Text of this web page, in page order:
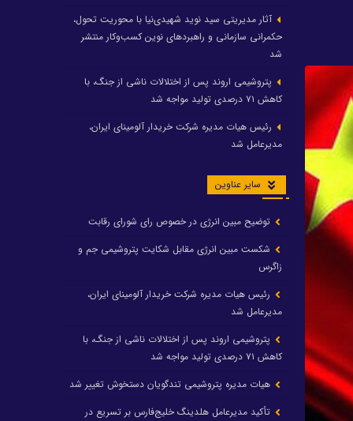
آثار مدیریتی سید نوید شهیدی‌نیا با محوریت تحول،
حکمرانی سازمانی و راهبردهای نوین کسب‌وکار منتشر
شد
پتروشیمی اروند پس از اختلالات ناشی از جنگ، با
کاهش ۷۱ درصدی تولید مواجه شد
رئیس هیات مدیره شرکت خریدار آلومینای ایران،
مدیرعامل شد
سایر عناوین
توضیح مبین انرژی در خصوص رای شورای رقابت
شکست مبین انرژی مقابل شکایت پتروشیمی جم و
زاگرس
رئیس هیات مدیره شرکت خریدار آلومینای ایران،
مدیرعامل شد
پتروشیمی اروند پس از اختلالات ناشی از جنگ، با
کاهش ۷۱ درصدی تولید مواجه شد
هیات مدیره پتروشیمی تندگویان دستخوش تغییر شد
تأکید مدیرعامل هلدینگ خلیج‌فارس بر تسریع در